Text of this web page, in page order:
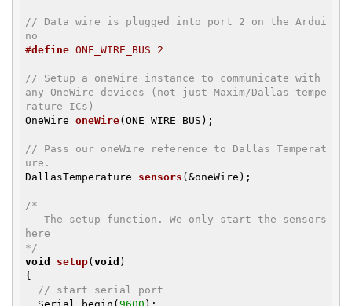
// Data wire is plugged into port 2 on the Ardui
no
#define ONE_WIRE_BUS 2
// Setup a oneWire instance to communicate with
any OneWire devices (not just Maxim/Dallas tempe
rature ICs)
OneWire oneWire(ONE_WIRE_BUS) ;
// Pass our oneWire reference to Dallas Temperat
ure.
DallasTemperature sensors (&oneWire) ;
/*
here
*/
void
setup(void )
{
// start serial port